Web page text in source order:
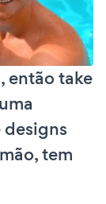
então take
tem